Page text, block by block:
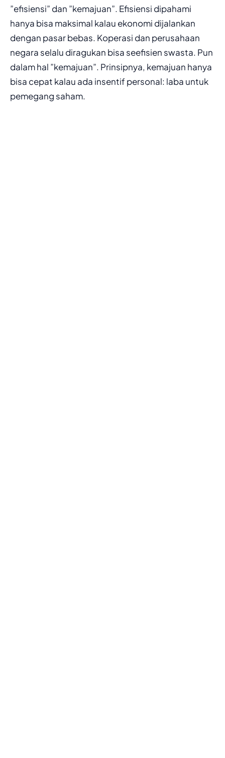
”efisiensi” dan ”kemajuan”. Efisiensi dipahami
hanya bisa maksimal kalau ekonomi dijalankan
dengan pasar bebas. Koperasi dan perusahaan
negara selalu diragukan bisa seefisien swasta. Pun
dalam hal ”kemajuan”. Prinsipnya, kemajuan hanya
bisa cepat kalau ada insentif personal: laba untuk
pemegang saham.